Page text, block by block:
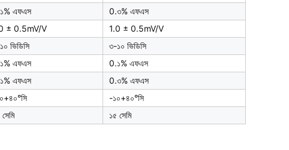
এফএস
0.৩% এফএস
± 0.5mV/V
1.0 ± 0.5mV/V
ভিডিসি
৩-১০ ভিডিসি
এফএস
0.১% এফএস
এফএস
0.৩% এফএস
-১০+৪০°সি
১৫ সেমি